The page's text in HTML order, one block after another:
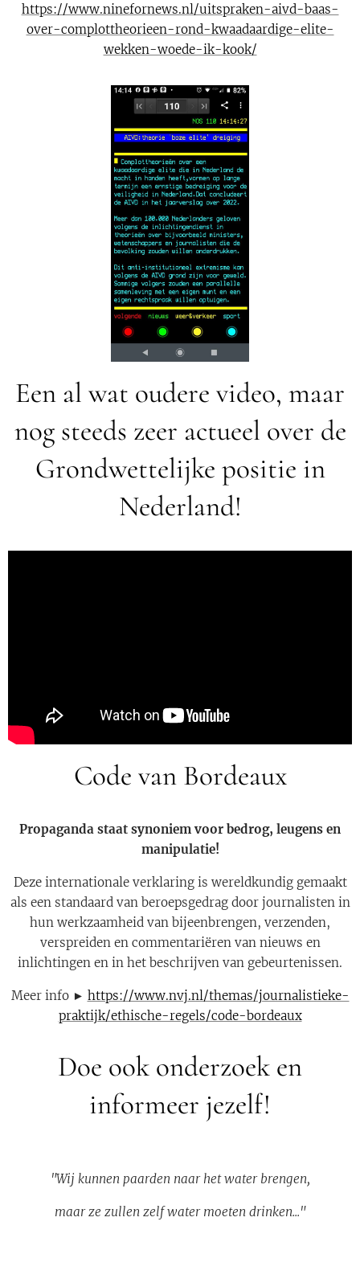
https://www.ninefornews.nl/uitspraken-aivd-baas-
over-complottheorieen-rond-kwaadaardige-elite-
wekken-woede-ik-kook/
Een al wat oudere video, maar
nog steeds zeer actueel over de
Grondwettelijke positie in
Nederland!
Code van Bordeaux
Propaganda staat synoniem voor bedrog, leugens en
manipulatie!
Deze internationale verklaring is wereldkundig gemaakt
als een standaard van beroepsgedrag door journalisten in
hun werkzaamheid van bijeenbrengen, verzenden,
verspreiden en commentariëren van nieuws en
inlichtingen en in het beschrijven van gebeurtenissen.
Meer info ► https://www.nvj.nl/themas/journalistieke-
praktijk/ethische-regels/code-bordeaux
Doe ook onderzoek en
informeer jezelf!
"Wij kunnen paarden naar het water brengen,
maar ze zullen zelf water moeten drinken..."